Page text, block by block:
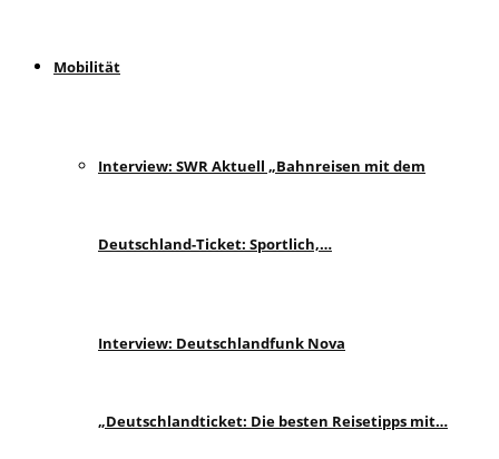
Mobilität
Interview: SWR Aktuell „Bahnreisen mit dem
Deutschland-Ticket: Sportlich,…
Interview: Deutschlandfunk Nova
„Deutschlandticket: Die besten Reisetipps mit…